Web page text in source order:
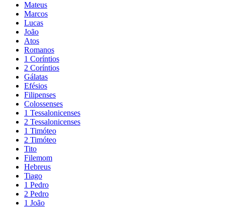
Mateus
Marcos
Lucas
João
Atos
Romanos
1 Coríntios
2 Coríntios
Gálatas
Efésios
Filipenses
Colossenses
1 Tessalonicenses
2 Tessalonicenses
1 Timóteo
2 Timóteo
Tito
Filemom
Hebreus
Tiago
1 Pedro
2 Pedro
1 João